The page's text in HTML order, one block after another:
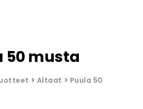
50 musta
> Altaat > Puula 50